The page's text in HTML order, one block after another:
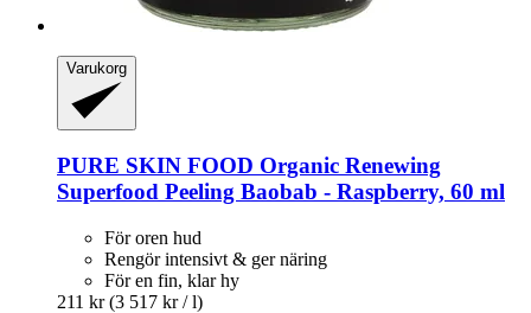
Varukorg
PURE SKIN FOOD Organic Renewing
Superfood Peeling Baobab -​ Raspberry, 60 ml
För oren hud
Rengör intensivt & ger näring
För en fin, klar hy
211 kr (3 517 kr / l)